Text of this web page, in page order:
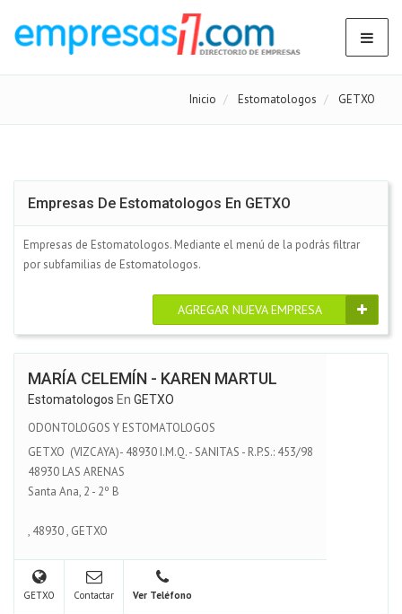
Inicio Estomatologos GETXO
Empresas De Estomatologos En GETXO
Empresas de Estomatologos. Mediante el menú de la podrás filtrar
por subfamilias de Estomatologos.
AGREGAR NUEVA EMPRESA
MARÍA CELEMÍN - KAREN MARTUL
Estomatologos En GETXO
ODONTOLOGOS Y ESTOMATOLOGOS
GETXO (VIZCAYA)- 48930 I.M.Q. - SANITAS - R.P.S.: 453/98
48930 LAS ARENAS
Santa Ana, 2 - 2º B
, 48930, GETXO
GETXO Contactar Ver Teléfono